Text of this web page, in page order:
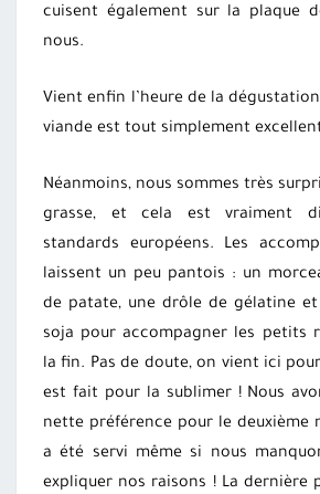
cuisent également sur la plaque
nous.
Vient enfin l’heure de la
viande est tout simplement
Néanmoins, nous sommes très
grasse, et cela est vraiment
standards européens. Les
laissent un peu pantois : un
de patate, une drôle de gélatine
soja pour accompagner les petits
la fin. Pas de doute, on vient ici
est fait pour la sublimer ! Nous
nette préférence pour le deuxième
a été servi même si nous
expliquer nos raisons ! La dernière